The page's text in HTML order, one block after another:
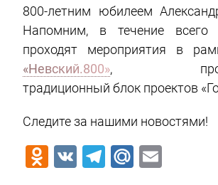
800-летним юбилеем
Напомним, в течение
проходят мероприятия в
«Невский.800»,
традиционный блок проектов
Следите за нашими новостями!
Odnoklassniki
VK Telegram
Mail.Ru